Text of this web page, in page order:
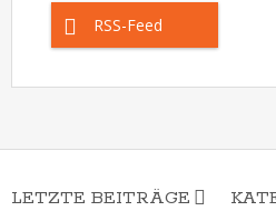
RSS-Feed
LETZTE BEITRÄGE